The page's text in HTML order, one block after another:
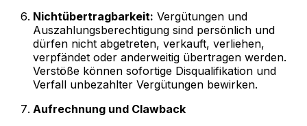
Nichtübertragbarkeit: Vergütungen und
Auszahlungsberechtigung sind persönlich und
dürfen nicht abgetreten, verkauft, verliehen,
verpfändet oder anderweitig übertragen werden.
Verstöße können sofortige Disqualifikation und
Verfall unbezahlter Vergütungen bewirken.
Aufrechnung und Clawback